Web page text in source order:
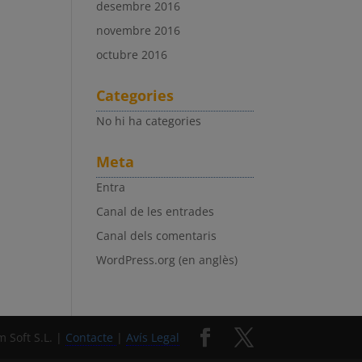
desembre 2016
novembre 2016
octubre 2016
Categories
No hi ha categories
Meta
Entra
Canal de les entrades
Canal dels comentaris
WordPress.org (en anglès)
Soft S.L. | Contacte | Avís Legal